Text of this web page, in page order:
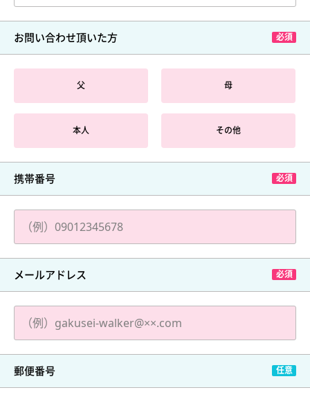
お問い合わせ頂いた方
父 母
本人 その他
携帯番号
メールアドレス
郵便番号